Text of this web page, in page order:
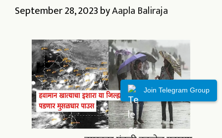
September 28, 2023byAapla Baliraja
Join Telegram Group